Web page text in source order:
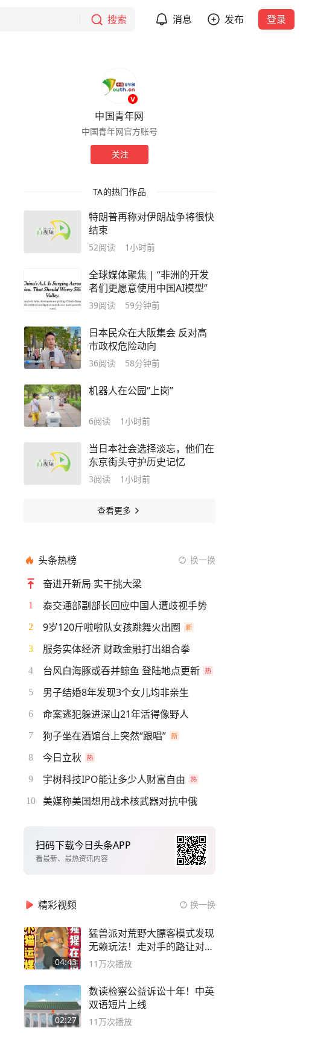
搜索 消息 发布 登录
中国青年网
中国青年网官方账号
关注
TA的热门作品
特朗普再称对伊朗战争将很快
结束
52阅读 1小时前
全球媒体聚焦 | “非洲的开发
者们更愿意使用中国AI模型”
39阅读 59分钟前
日本民众在大阪集会 反对高
市政权危险动向
36阅读 58分钟前
机器人在公园“上岗”
6阅读 1小时前
当日本社会选择淡忘，他们在
东京街头守护历史记忆
3阅读 1小时前
查看更多
头条热榜 换一换
奋进开新局 实干挑大梁
1 泰交通部副部长回应中国人遭歧视手势
2 9岁120斤啦啦队女孩跳舞火出圈
3 服务实体经济 财政金融打出组合拳
4 台风白海豚或吞并鲸鱼 登陆地点更新
5 男子结婚8年发现3个女儿均非亲生
6 命案逃犯躲进深山21年活得像野人
7 狗子坐在酒馆台上突然“跟唱”
8 今日立秋
9 宇树科技IPO能让多少人财富自由
10 美媒称美国想用战术核武器对抗中俄
扫码下载今日头条APP
看最新、最热资讯内容
精彩视频 换一换
04:43
猛兽派对荒野大膘客模式发现
无赖玩法！走对手的路让对手
无路可走
11万次播放
02:27
数读检察公益诉讼十年！中英
双语短片上线
11万次播放